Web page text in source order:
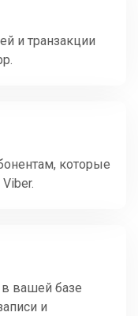
и транзакции
которые
вашей базе
и